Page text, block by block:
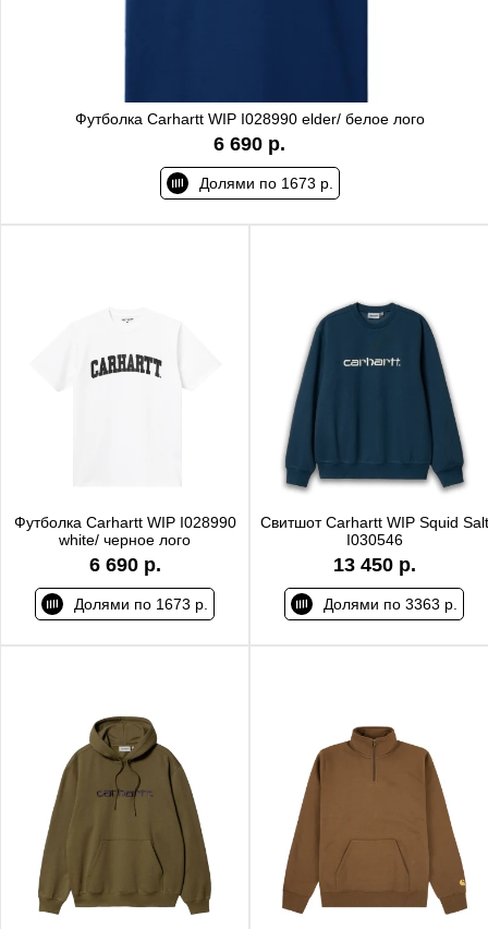
Футболка Carhartt WIP I028990 elder/ белое лого
6 690 р.
Долями по 1673 р.
Футболка Carhartt WIP I028990
white/ черное лого
6 690 р.
Долями по 1673 р.
Свитшот Carhartt WIP Squid Salt
I030546
13 450 р.
Долями по 3363 р.